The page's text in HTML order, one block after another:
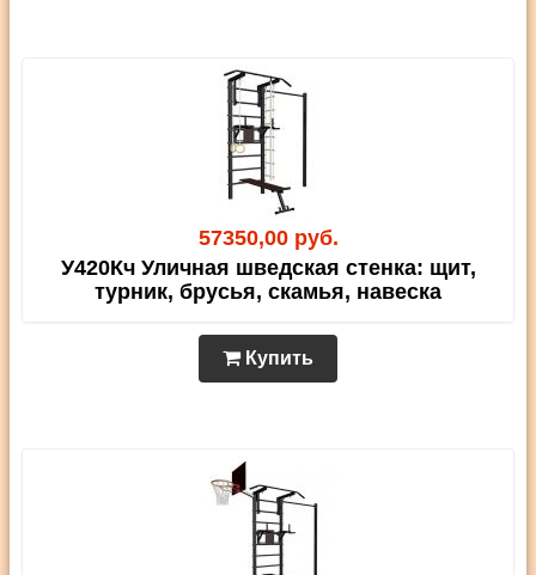
57350,00 руб.
У420Кч Уличная шведская стенка: щит,
турник, брусья, скамья, навеска
Купить